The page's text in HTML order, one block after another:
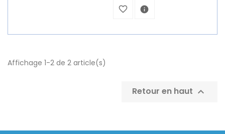
info
favorite_border
Affichage 1-2 de 2 article(s)
Retour en haut 